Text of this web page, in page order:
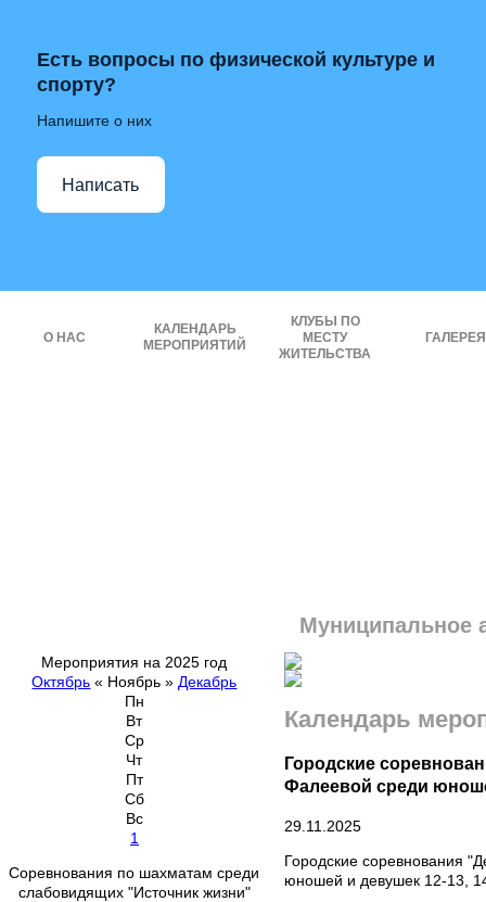
Есть вопросы по физической культуре и
спорту?
Напишите о них
Написать
О НАС
КАЛЕНДАРЬ
МЕРОПРИЯТИЙ
КЛУБЫ ПО
МЕСТУ
ЖИТЕЛЬСТВА
ГАЛЕРЕЯ
Муниципальное
Мероприятия на 2025 год
Октябрь « Ноябрь » Декабрь
Пн
Вт
Ср
Чт
Пт
Сб
Вс
1
Соревнования по шахматам среди
слабовидящих "Источник жизни"
Календарь
Городские
Фалеевой среди
29.11.2025
Городские соревнования
юношей и девушек 12-13,